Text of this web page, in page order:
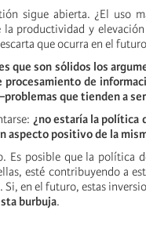
sigue abierta. ¿El uso
la productividad y
que ocurra en el
que son sólidos los
de
que tienden a
¿no estaría la política
aspecto positivo de la
Es posible que la política
esté contribuyendo a
Si, en el futuro, estas
burbuja.